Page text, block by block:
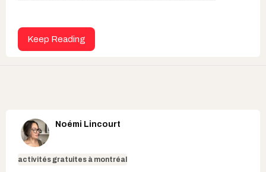
Keep Reading
Noémi Lincourt
activités gratuites à montréal